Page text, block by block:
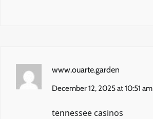
www.ouarte.garden
December 12, 2025 at 10:51 am
tennessee casinos